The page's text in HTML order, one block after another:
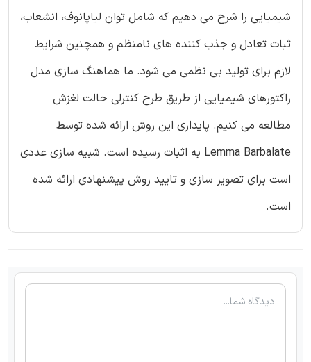
شیمیایی را شرح می دهیم که شامل توان لیاپانوف، انشعاب،
ثبات تعادل و جذب کننده های نامنظم و همچنین شرایط
لازم برای تولید بی نظمی می شود. ما هماهنگ سازی مدل
راکتورهای شیمیایی از طریق طرح کنترلی حالت لغزش
مطالعه می کنیم. پایداری این روش ارائه شده توسط
Lemma Barbalate به اثبات رسیده است. شبیه سازی عددی
است برای تصویر سازی و تایید روش پیشنهادی ارائه شده
است.